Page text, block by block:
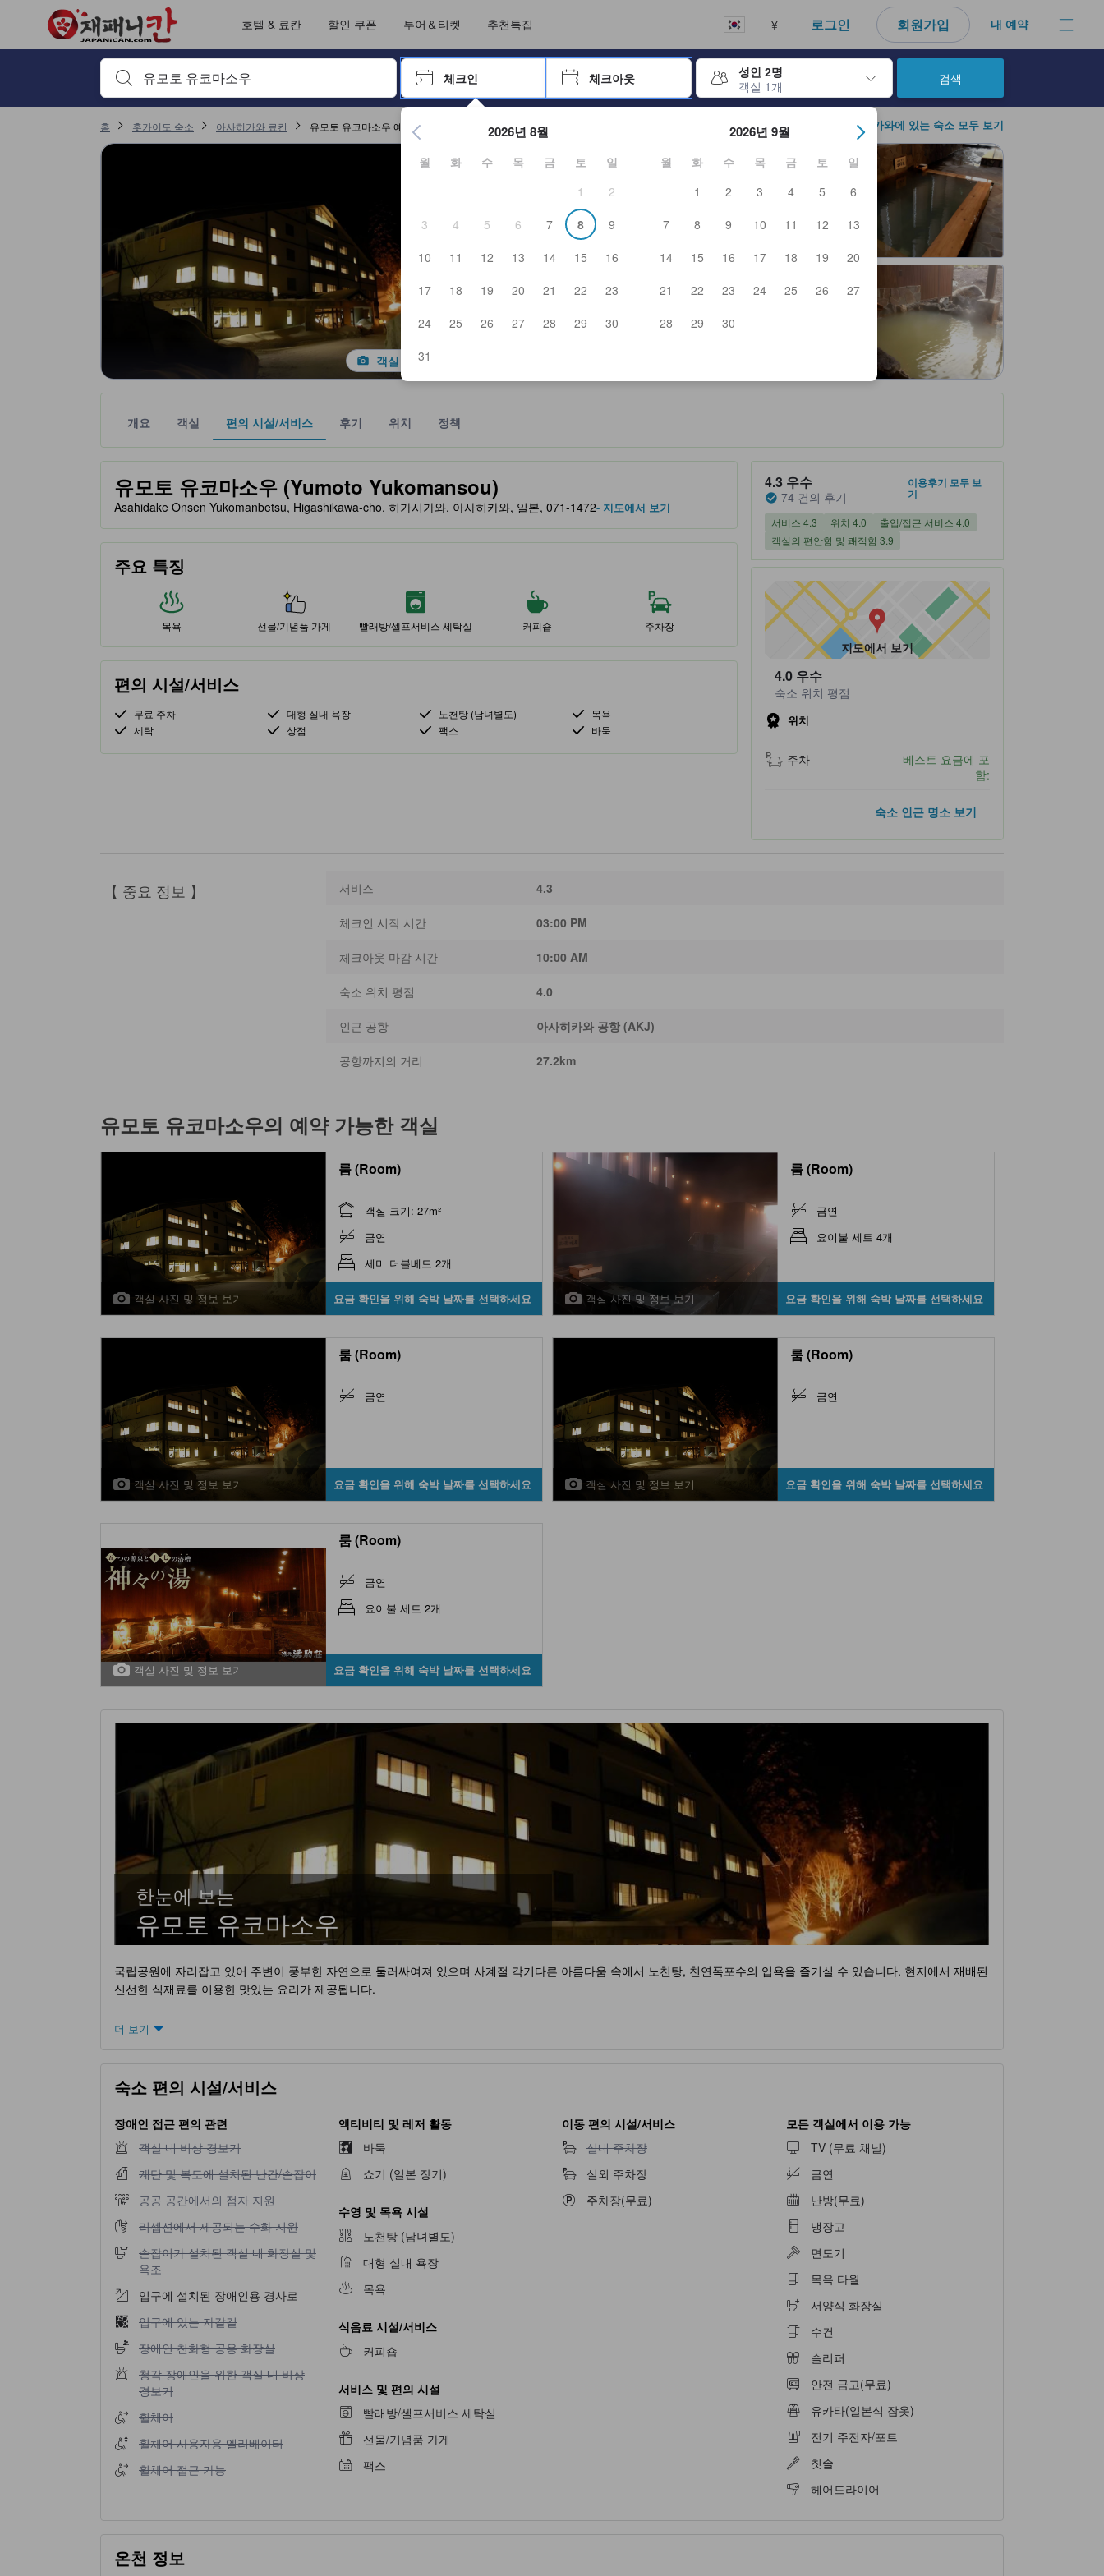
호텔 & 료칸 할인 쿠폰 투어＆티켓 추천특집 ¥ 로그인 회원가입 내 예약
검색하고 싶은 키워드나 숙소명을 입력하고 방향키나 탭 키를 사용하여 탐색한 후 엔터키를 눌러 선택하세요.
체크인 체크아웃
성인 2명
객실 1개
엔터 키를 눌러 캘린더를 여세요. 방향키를 사용해 체크인 및 체크아웃 날짜를 탐색할 수 있습니다. 엔터 키를 사용해 특정 날짜를 선택
2026년 8월
월 화 수 목 금 토
일
1
2
3
4 5 6 7 8
9
10
11 12 13 14 15
16
17
18 19 20 21 22
23
24
25 26 27 28 29
30
31
2026년 9월
월 화 수 목 금 토
일
1
2 3 4 5
6
7
8 9 10 11 12
13
14
15 16 17 18 19
20
21
22 23 24 25 26
27
28
29 30
검색
홈 홋카이도 숙소 아사히카와 료칸 유모토 유코마소우 예약 아사히카와에 있는 숙소 모두 보기
객실 사진 보기
개요 객실 편의 시설/서비스 후기 위치 정책
유모토 유코마소우 (Yumoto Yukomansou)
tooltip
노란색 별 표시는 기대할 수 있는 편안함, 편의 시설 및 서비스를 반영해 파트너 사이트에서 제공한 성급입니다.
Asahidake Onsen Yukomanbetsu, Higashikawa-cho, 히가시가와, 아사히카와, 일본, 071-1472- 지도에서 보기
주요 특징
목욕 선물/기념품 가게 빨래방/셀프서비스 세탁실 커피숍 주차장
편의 시설/서비스
무료 주차 대형 실내 욕장 노천탕 (남녀별도)
목욕
세탁
상점 팩스 바둑
4.3 우수
74 건의 후기
이용후기 모두 보
기
서비스 4.3 위치 4.0
출입/접근 서비스 4.0
객실의 편안함 및 쾌적함 3.9
지도에서 보기
4.0 우수
숙소 위치 평점
위치
주차
베스트 요금에 포
함:
숙소 인근 명소 보기
【 중요 정보 】 서비스 4.3
체크인 시작 시간 03:00 PM
체크아웃 마감 시간 10:00 AM
숙소 위치 평점 4.0
인근 공항 아사히카와 공항 (AKJ)
공항까지의 거리 27.2km
유모토 유코마소우의 예약 가능한 객실
객실 사진 및 정보 보기
룸 (Room)
객실 크기: 27m²
금연
세미 더블베드 2개
요금 확인을 위해 숙박 날짜를 선택하세요 객실 사진 및 정보 보기
룸 (Room)
금연
요이불 세트 4개
요금 확인을 위해 숙박 날짜를 선택하세요
객실 사진 및 정보 보기
룸 (Room)
금연
요금 확인을 위해 숙박 날짜를 선택하세요 객실 사진 및 정보 보기
룸 (Room)
금연
요금 확인을 위해 숙박 날짜를 선택하세요
객실 사진 및 정보 보기
룸 (Room)
금연
요이불 세트 2개
요금 확인을 위해 숙박 날짜를 선택하세요
한눈에 보는
유모토 유코마소우
국립공원에 자리잡고 있어 주변이 풍부한 자연으로 둘러싸여져 있으며 사계절 각기다른 아름다움 속에서 노천탕, 천연폭포수의 입욕을 즐기실 수 있습니다. 현지에서 재배된
신선한 식재료를 이용한 맛있는 요리가 제공됩니다.
더 보기
숙소 편의 시설/서비스
장애인 접근 편의 관련
객실 내 비상 경보기 이용 불가
객실 내 비상 경보기
계단 및 복도에 설치된 난간/손잡이 이용 불가
계단 및 복도에 설치된 난간/손잡이
공공 공간에서의 점자 지원 이용 불가
공공 공간에서의 점자 지원
리셉션에서 제공되는 수화 지원 이용 불가
리셉션에서 제공되는 수화 지원
손잡이가 설치된 객실 내 화장실 및 욕조 이용 불가
손잡이가 설치된 객실 내 화장실 및
욕조
입구에 설치된 장애인용 경사로
입구에 있는 자갈길 이용 불가
입구에 있는 자갈길
장애인 친화형 공용 화장실 이용 불가
장애인 친화형 공용 화장실
청각 장애인을 위한 객실 내 비상 경보기 이용 불가
청각 장애인을 위한 객실 내 비상
경보기
휠체어 이용 불가
휠체어
휠체어 사용자용 엘리베이터 이용 불가
휠체어 사용자용 엘리베이터
휠체어 접근 가능 이용 불가
휠체어 접근 가능
액티비티 및 레저 활동
바둑
쇼기 (일본 장기)
수영 및 목욕 시설
노천탕 (남녀별도)
대형 실내 욕장
목욕
식음료 시설/서비스
커피숍
서비스 및 편의 시설
빨래방/셀프서비스 세탁실
선물/기념품 가게
팩스
이동 편의 시설/서비스
실내 주차장 이용 불가
실내 주차장
실외 주차장
주차장(무료)
모든 객실에서 이용 가능
TV (무료 채널)
금연
난방(무료)
냉장고
면도기
목욕 타월
서양식 화장실
수건
슬리퍼
안전 금고(무료)
유카타(일본식 잠옷)
전기 주전자/포트
칫솔
헤어드라이어
온천 정보
재패니칸의 모든 이용후기는 숙소 이용후기 작성 전 숙소 예약에서부터 체크아웃까지 일련의 절차를 완료한 실제 숙소 이용객들에 의해 작성되었습니다. 신뢰할 수 있고 정확하며 솔직한 정보로 고객님이 더 나은 선택
서비스 평점 5점 만점에 4.3점. 아사히카와 기준 높은 평점
위치 평점 5점 만점에 4점. 아사히카와 기준 높은 평점
출입/접근 서비스 평점 5점 만점에 4점. 아사히카와 기준 높은 평점
객실의 편안함 및 쾌적함 평점 5점 만점에 3.9점. 아사히카와 기준 높은 평점
이용후기 페이지로 변경되었습니다 1
이용후기 페이지로 변경되었습니다 1